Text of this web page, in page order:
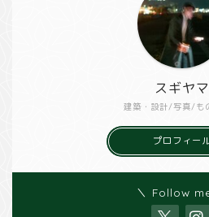
建築・設計/写真/も
スギヤマ
プロフィー
＼ Follow